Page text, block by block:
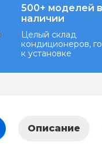
500+ моделей в
наличии
Целый склад
кондиционеров,
к установке
Описание